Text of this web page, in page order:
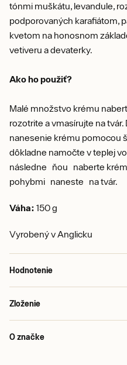
tónmi muškátu, levandule,
podporovaných karafiátom,
kvetom na honosnom
vetiveru a devaterky.
Ako ho použiť?
Malé množstvo krému
rozotrite a vmasírujte na
nanesenie krému pomocou
dôkladne namočte v teplej
následne ňou naberte krém
pohybmi naneste na tvár.
Váha: 150 g
Vyrobený v Anglicku
Hodnotenie
Zloženie
O značke